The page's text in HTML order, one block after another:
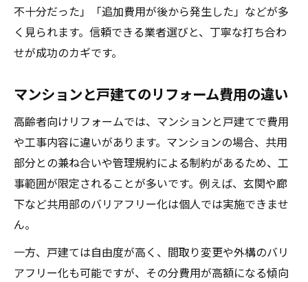
不十分だった」「追加費用が後から発生した」などが多
く見られます。信頼できる業者選びと、丁寧な打ち合わ
せが成功のカギです。
マンションと戸建てのリフォーム費用の違い
高齢者向けリフォームでは、マンションと戸建てで費用
や工事内容に違いがあります。マンションの場合、共用
部分との兼ね合いや管理規約による制約があるため、工
事範囲が限定されることが多いです。例えば、玄関や廊
下など共用部のバリアフリー化は個人では実施できませ
ん。
一方、戸建ては自由度が高く、間取り変更や外構のバリ
アフリー化も可能ですが、その分費用が高額になる傾向